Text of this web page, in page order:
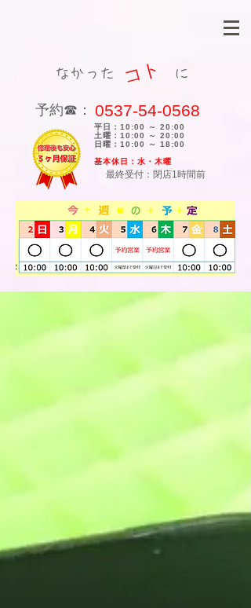
コト
なかった に
​予約☎： 0537-54-0568
平日：10:00 ～ 20:00
土曜：10:00 ～ 20:00
日曜：10:00 ～ 18:00
​基本休日：水・木曜
最終受付：閉店1時間前